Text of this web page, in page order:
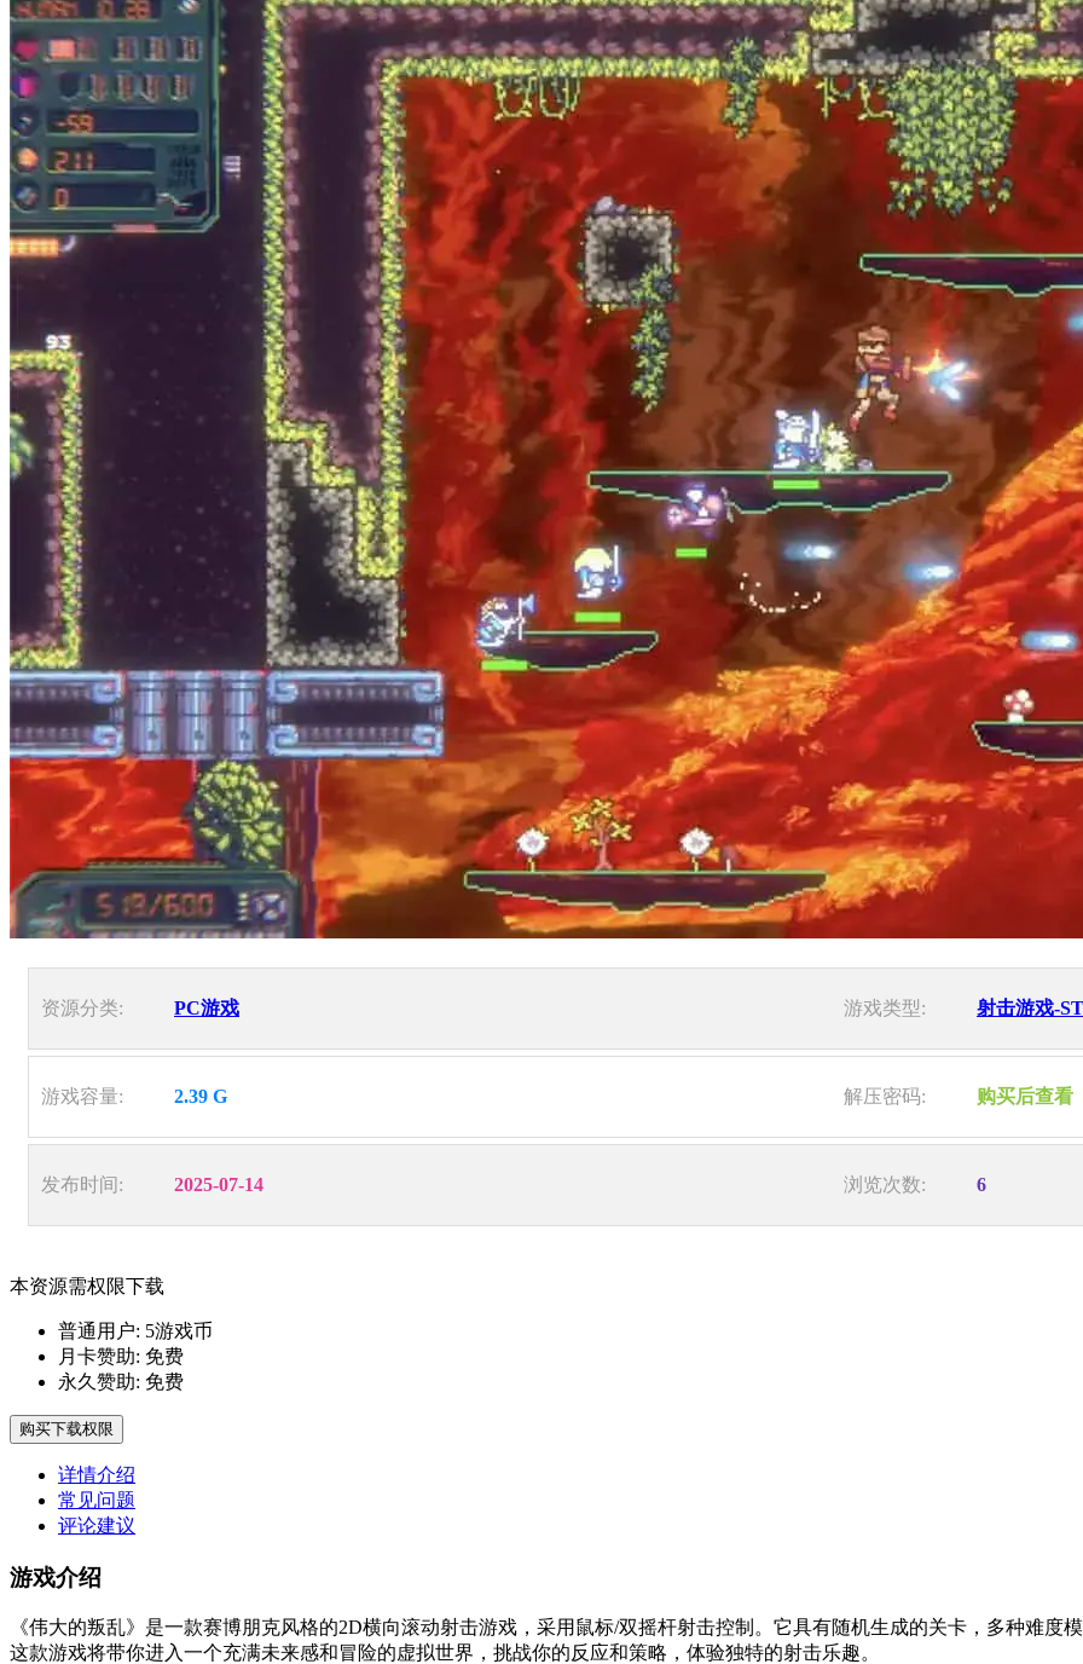
资源分类: PC游戏 游戏类型: 射击游戏-
游戏容量: 2.39 G 解压密码: 购买后查看
发布时间: 2025-07-14 浏览次数: 6
本资源需权限下载
普通用户: 5游戏币
月卡赞助: 免费
永久赞助: 免费
购买下载权限
详情介绍
常见问题
评论建议
游戏介绍
《伟大的叛乱》是一款赛博朋克风格的2D横向滚动射击游戏，采用鼠标/双摇杆射击控制。它具有随机生成的关卡，多种难
这款游戏将带你进入一个充满未来感和冒险的虚拟世界，挑战你的反应和策略，体验独特的射击乐趣。